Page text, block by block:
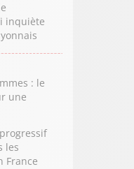
inquiète
: le
une
les
France